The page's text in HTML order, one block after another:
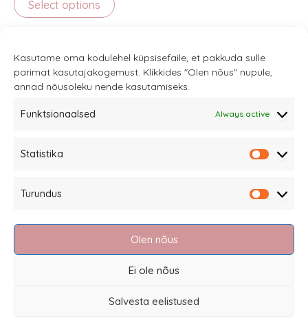
Kasutame oma kodulehel küpsisefaile, et pakkuda sulle
parimat kasutajakogemust. Klikkides "Olen nõus" nupule,
annad nõusoleku nende kasutamiseks.
Funktsionaalsed Always active
Statistika
Turundus
Olen nõus
Ei ole nõus
Salvesta eelistused
through
Select options
multiple
variants.
The
product
page
Terms of sale